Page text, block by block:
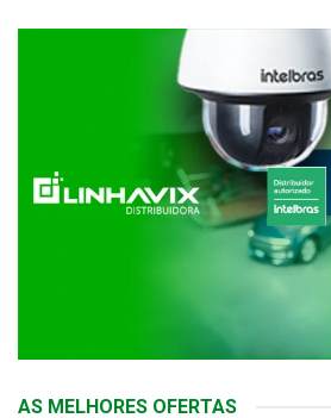
AS MELHORES OFERTAS